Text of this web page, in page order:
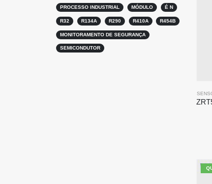
PROCESSO INDUSTRIAL MÓDULO É N
R32 R134A R290 R410A R454B
MONITORAMENTO DE SEGURANÇA
SEMICONDUTOR